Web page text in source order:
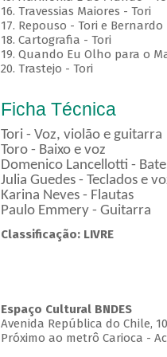
16. Travessias Maiores - Tori
17. Repouso - Tori e Bernardo
⁠18. Cartografia - Tori
19. Quando Eu Olho para o
20. Trastejo - Tori
Ficha Técnica
Tori - Voz, violão e guitarra
Toro - Baixo e voz
Domenico Lancellotti -
Julia Guedes - Teclados e
Karina Neves - Flautas
Paulo Emmery - Guitarra
Classificação: LIVRE
Espaço Cultural BNDES
Avenida República do Chile,
Próximo ao metrô Carioca -